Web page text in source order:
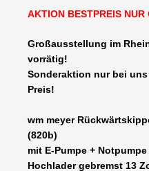
3190
1860
330
Zoll
Pumpe
AKTION BESTPREIS
Großausstellung im
vorrätig!
Sonderaktion nur bei
Preis!
wm meyer
(820b)
mit E-Pumpe + Notpumpe
Hochlader gebremst 13